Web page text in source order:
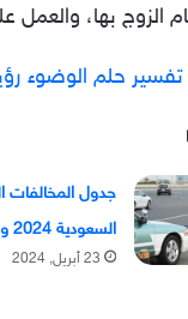
الزوج بها، والعمل
تفسير حلم الوضوء
جدول المخالفات
السعودية 2024 وقيمة الغرامات
23 أبريل, 2024